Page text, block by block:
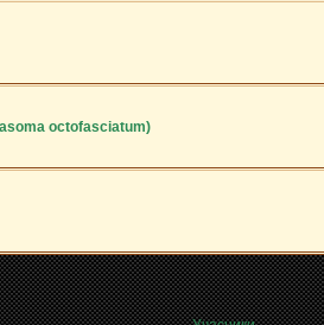
octofasciatum)